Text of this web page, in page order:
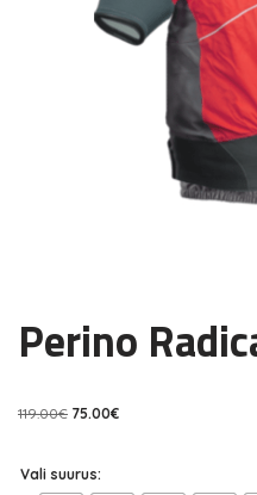
Perino
119.00€ 75.00€
Vali suurus: